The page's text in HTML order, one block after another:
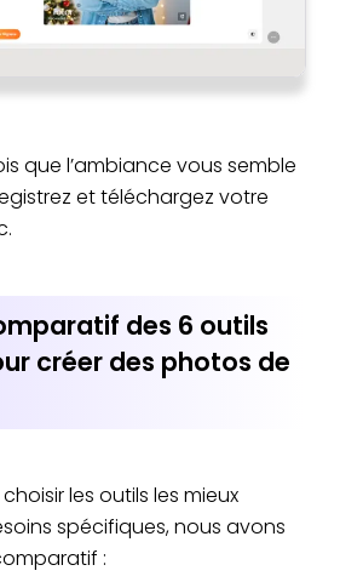
que l’ambiance vous semble
et téléchargez votre
des 6 outils
créer des photos de
les outils les mieux
spécifiques, nous avons
: